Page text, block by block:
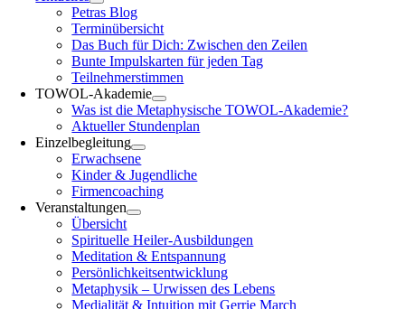
Petras Blog
Terminübersicht
Das Buch für Dich: Zwischen den Zeilen
Bunte Impulskarten für jeden Tag
Teilnehmerstimmen
TOWOL-Akademie
Was ist die Metaphysische TOWOL-Akademie?
Aktueller Stundenplan
Einzelbegleitung
Erwachsene
Kinder & Jugendliche
Firmencoaching
Veranstaltungen
Übersicht
Spirituelle Heiler-Ausbildungen
Meditation & Entspannung
Persönlichkeitsentwicklung
Metaphysik – Urwissen des Lebens
Medialität & Intuition mit Gerrie March